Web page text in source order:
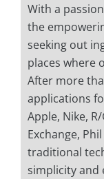
With a
the
seeking out
places where
After more
applications
Apple, Nike,
Exchange,
traditional
simplicity and